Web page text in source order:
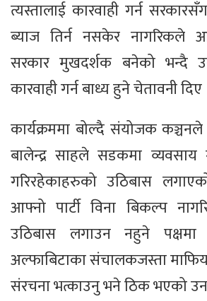
त्यस्तालाई कारवाही गर्न
ब्याज तिर्न नसकेर नागरिकले
सरकार मुखदर्शक बनेको भन्दै
कारवाही गर्न बाध्य हुने चेतावनी दिए
कार्यक्रममा बोल्दै संयोजक
बालेन्द्र साहले सडकमा
गरिरहेकाहरुको उठिबास
आफ्नो पार्टी विना बिकल्प
उठिबास लगाउन नहुने
अल्फाबिटाका संचालकजस्ता
संरचना भत्काउनु भने ठिक भएको